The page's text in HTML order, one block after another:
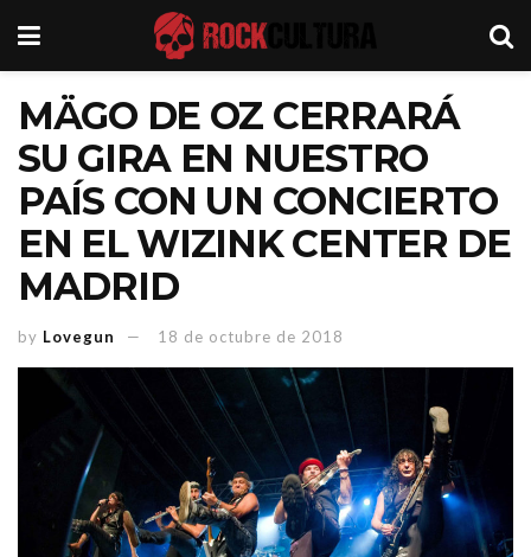
MÄGO DE OZ CERRARÁ
SU GIRA EN NUESTRO
PAÍS CON UN CONCIERTO
EN EL WIZINK CENTER DE
MADRID
by Lovegun 18 de octubre de 2018